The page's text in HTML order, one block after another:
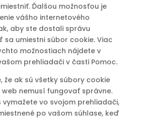
Ďalšou možnosťou je
vášho internetového
aby ste dostali správu
sa umiestni súbor cookie. Viac
možnostiach nájdete v
prehliadači v časti Pomoc.
že ak sú všetky súbory cookie
web nemusí fungovať správne.
vymažete vo svojom prehliadači,
po vašom súhlase, keď